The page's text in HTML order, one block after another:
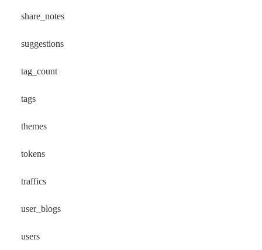
share_notes
suggestions
tag_count
tags
themes
tokens
traffics
user_blogs
users